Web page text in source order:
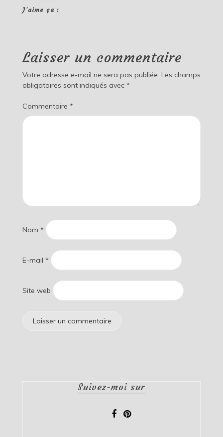
J’aime ça :
Laisser un commentaire
Votre adresse e-mail ne sera pas publiée. Les champs
obligatoires sont indiqués avec *
Commentaire *
Nom *
E-mail *
Site web
Suivez-moi sur